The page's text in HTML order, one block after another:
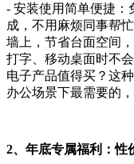
- 安装使用简单便捷：
成，不用麻烦同事帮
墙上，节省台面空间
打字、移动桌面时不
电子产品值得买？这
办公场景下最需要的
2、年底专属福利：性